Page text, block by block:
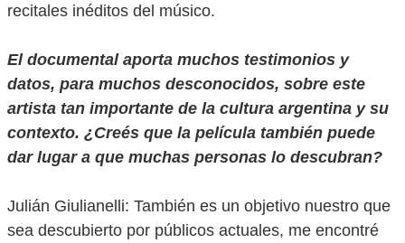
recitales inéditos del músico.
El documental aporta muchos testimonios y
datos, para muchos desconocidos, sobre este
artista tan importante de la cultura argentina y su
contexto. ¿Creés que la película también puede
dar lugar a que muchas personas lo descubran?
Julián Giulianelli: También es un objetivo nuestro que
sea descubierto por públicos actuales, me encontré